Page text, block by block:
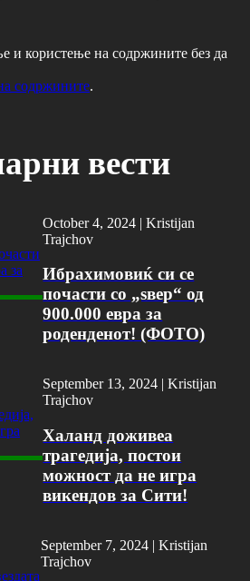
и користење на содржините без да
содржините.
вести
October 4, 2024 |Kristijan
Trajchov
Ибрахимовиќ си се
почасти со „ѕвер“ од
900.000 евра за
роденденот! (ФОТО)
September 13, 2024 |Kristijan
Trajchov
Халанд доживеа
трагедија, постои
можност да не игра
викендов за Сити!
September 7, 2024 | Kristijan
Trajchov